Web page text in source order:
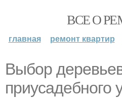
ВСЕ О
главная ремонт квартир
Выбор
приусадебного